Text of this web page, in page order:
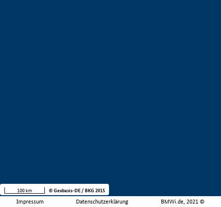
Impressum Datenschutzerklärung BMWi.de, 2021 ©
100 km © Geobasis-DE / BKG 2015